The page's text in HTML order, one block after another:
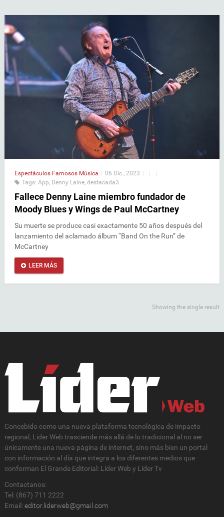
Espectáculos Famosos Música | 06 Dic , 2023 | |
|
Tags: App, Denny Laine, destacada3
Fallece Denny Laine miembro fundador de
Moody Blues y Wings de Paul McCartney
Su muerte se produce casi exactamente 50 años después del
lanzamiento del aclamado álbum “Band On the Run” de
McCartney
LEER MÁS
Showing the single result
Concebido como una nueva plataforma tecnológica de impacto
regional, Lider Web trasciende más allá de lo tradicional al no ser
únicamente una nueva página de internet, sino más bien un portal
con información al día que integra a los diferentes medios que
conforman El Grande Editorial: Líder Web y Líder Tv
Contactanos:
Tel: (867) 711 2222
Email: editor.liderweb@gmail.com